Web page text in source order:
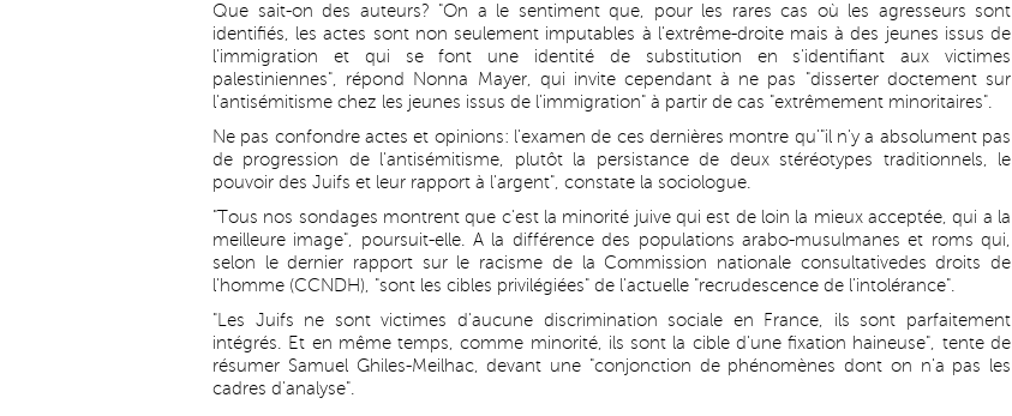
Que sait-on des auteurs? "On a le sentiment que, pour les rares cas où les agresseurs sont
identifiés, les actes sont non seulement imputables à l'extrême-droite mais à des jeunes issus de
l'immigration et qui se font une identité de substitution en s'identifiant aux victimes
palestiniennes", répond Nonna Mayer, qui invite cependant à ne pas "disserter doctement sur
l'antisémitisme chez les jeunes issus de l'immigration" à partir de cas "extrêmement minoritaires".
Ne pas confondre actes et opinions: l'examen de ces dernières montre qu'"il n'y a absolument pas
de progression de l'antisémitisme, plutôt la persistance de deux stéréotypes traditionnels, le
pouvoir des Juifs et leur rapport à l'argent", constate la sociologue.
"Tous nos sondages montrent que c'est la minorité juive qui est de loin la mieux acceptée, qui a la
meilleure image", poursuit-elle. A la différence des populations arabo-musulmanes et roms qui,
selon le dernier rapport sur le racisme de la Commission nationale consultativedes droits de
l'homme (CCNDH), "sont les cibles privilégiées" de l'actuelle "recrudescence de l'intolérance".
"Les Juifs ne sont victimes d'aucune discrimination sociale en France, ils sont parfaitement
intégrés. Et en même temps, comme minorité, ils sont la cible d'une fixation haineuse", tente de
résumer Samuel Ghiles-Meilhac, devant une "conjonction de phénomènes dont on n'a pas les
cadres d'analyse".